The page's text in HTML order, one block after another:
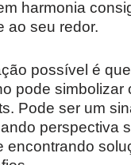
harmonia
ao seu redor.
possível é
pode simbolizar
Pode ser um
perspectiva
encontrando